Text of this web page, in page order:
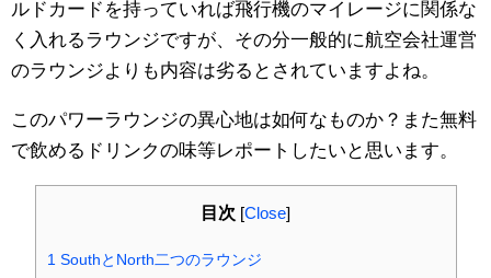
ルドカードを持っていれば飛行機のマイレージに関係な
く入れるラウンジですが、その分一般的に航空会社運営
のラウンジよりも内容は劣るとされていますよね。
このパワーラウンジの異心地は如何なものか？また無料
で飲めるドリンクの味等レポートしたいと思います。
目次 [Close]
1 SouthとNorth二つのラウンジ